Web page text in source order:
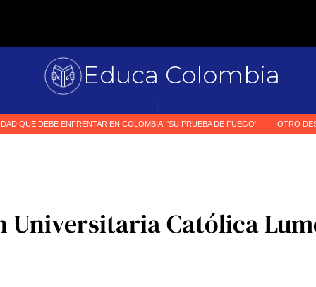
Educa Colombia
Universitaria Católica